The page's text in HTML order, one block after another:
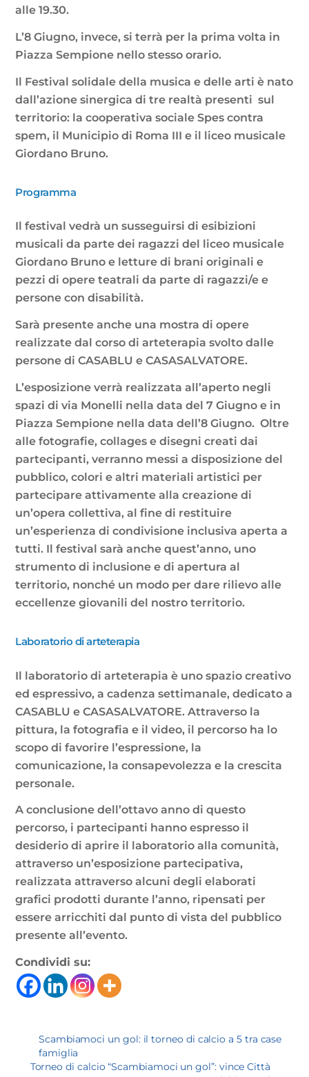
alle 19.30.
L’8 Giugno, invece, si terrà per la prima volta in
Piazza Sempione nello stesso orario.
Il Festival solidale della musica e delle arti è nato
dall’azione sinergica di tre realtà presenti sul
territorio: la cooperativa sociale Spes contra
spem, il Municipio di Roma III e il liceo musicale
Giordano Bruno.
Programma
Il festival vedrà un susseguirsi di esibizioni
musicali da parte dei ragazzi del liceo musicale
Giordano Bruno e letture di brani originali e
pezzi di opere teatrali da parte di ragazzi/e e
persone con disabilità.
Sarà presente anche una mostra di opere
realizzate dal corso di arteterapia svolto dalle
persone di CASABLU e CASASALVATORE.
L’esposizione verrà realizzata all’aperto negli
spazi di via Monelli nella data del 7 Giugno e in
Piazza Sempione nella data dell’8 Giugno. Oltre
alle fotografie, collages e disegni creati dai
partecipanti, verranno messi a disposizione del
pubblico, colori e altri materiali artistici per
partecipare attivamente alla creazione di
un’opera collettiva, al fine di restituire
un’esperienza di condivisione inclusiva aperta a
tutti. Il festival sarà anche quest’anno, uno
strumento di inclusione e di apertura al
territorio, nonché un modo per dare rilievo alle
eccellenze giovanili del nostro territorio.
Laboratorio di arteterapia
Il laboratorio di arteterapia è uno spazio creativo
ed espressivo, a cadenza settimanale, dedicato a
CASABLU e CASASALVATORE. Attraverso la
pittura, la fotografia e il video, il percorso ha lo
scopo di favorire l’espressione, la
comunicazione, la consapevolezza e la crescita
personale.
A conclusione dell’ottavo anno di questo
percorso, i partecipanti hanno espresso il
desiderio di aprire il laboratorio alla comunità,
attraverso un’esposizione partecipativa,
realizzata attraverso alcuni degli elaborati
grafici prodotti durante l’anno, ripensati per
essere arricchiti dal punto di vista del pubblico
presente all’evento.
Condividi su:
Scambiamoci un gol: il torneo di calcio a 5 tra case
famiglia
Torneo di calcio “Scambiamoci un gol”: vince Città